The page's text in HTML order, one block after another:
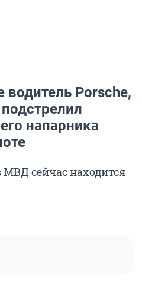
Porsche,
напарника
сейчас находится